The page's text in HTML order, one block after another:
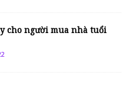
cho người mua nhà tuổi